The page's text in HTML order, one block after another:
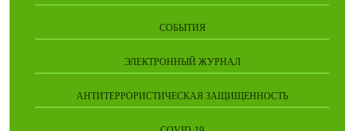
СОБЫТИЯ
ЭЛЕКТРОННЫЙ ЖУРНАЛ
АНТИТЕРРОРИСТИЧЕСКАЯ ЗАЩИЩЕННОСТЬ